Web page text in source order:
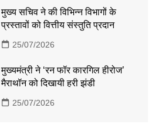
मुख्य सचिव ने की विभिन्न विभागों के
प्रस्तावों को वित्तीय संस्तुति प्रदान
25/07/2026
मुख्यमंत्री ने ‘रन फॉर कारगिल हीरोज’
मैराथॉन को दिखायी हरी झंडी
25/07/2026